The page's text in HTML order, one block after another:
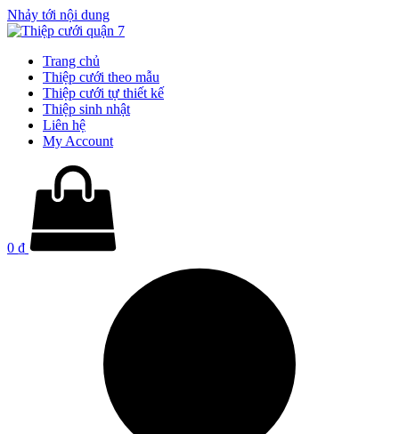
Nhảy tới nội dung
Trang chủ
Thiệp cưới theo mẫu
Thiệp cưới tự thiết kế
Thiệp sinh nhật
Liên hệ
My Account
0 ₫